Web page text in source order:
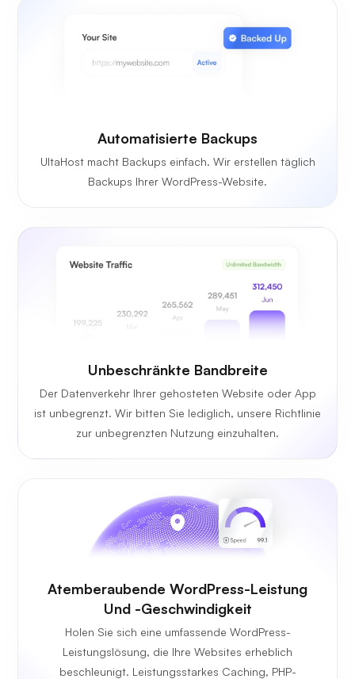
Automatisierte Backups
UltaHost macht Backups einfach. Wir erstellen täglich
Backups Ihrer WordPress-Website.
Unbeschränkte Bandbreite
Der Datenverkehr Ihrer gehosteten Website oder App
ist unbegrenzt. Wir bitten Sie lediglich, unsere Richtlinie
zur unbegrenzten Nutzung einzuhalten.
Atemberaubende WordPress-Leistung
Und -Geschwindigkeit
Holen Sie sich eine umfassende WordPress-
Leistungslösung, die Ihre Websites erheblich
beschleunigt. Leistungsstarkes Caching, PHP-